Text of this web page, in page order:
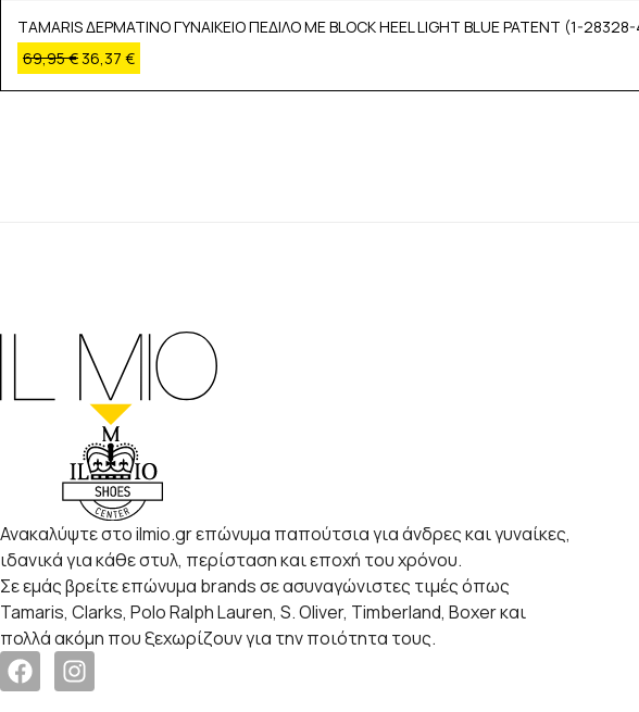
TAMARIS ΔΕΡΜΑΤΙΝΟ ΓΥΝΑΙΚΕΙΟ ΠΕΔΙΛΟ ΜΕ BLOCK HEEL LIGHT BLUE PATENT (1-
69,95€ 36,37 €
Ανακαλύψτε στο ilmio.gr επώνυμα παπούτσια για άνδρες και γυναίκες,
ιδανικά για κάθε στυλ, περίσταση και εποχή του χρόνου.
Σε εμάς βρείτε επώνυμα brands σε ασυναγώνιστες τιμές όπως
Tamaris, Clarks, Polo Ralph Lauren, S. Oliver, Timberland, Boxer και
πολλά ακόμη που ξεχωρίζουν για την ποιότητα τους.